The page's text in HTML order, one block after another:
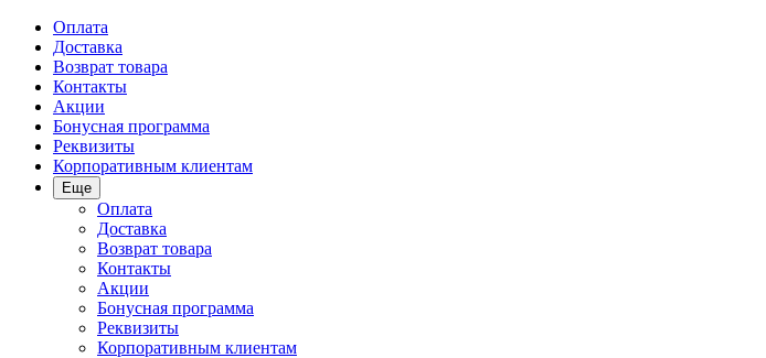
Оплата
Доставка
Возврат товара
Контакты
Акции
Бонусная программа
Реквизиты
Корпоративным клиентам
Еще
Оплата
Доставка
Возврат товара
Контакты
Акции
Бонусная программа
Реквизиты
Корпоративным клиентам